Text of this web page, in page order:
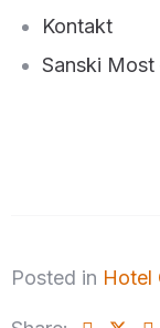
Kontakt
Sanski Most
Posted in Hotel